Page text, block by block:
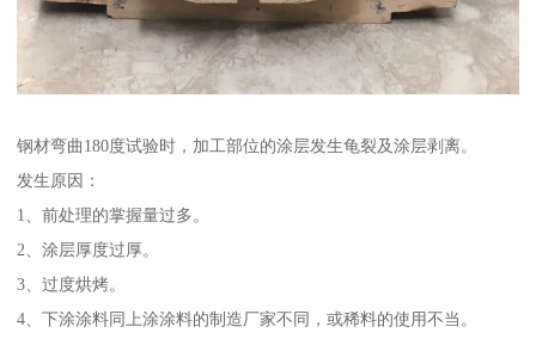
钢材弯曲180度试验时，加工部位的涂层发生龟裂及涂层剥离。
发生原因：
1、前处理的掌握量过多。
2、涂层厚度过厚。
3、过度烘烤。
4、下涂涂料同上涂涂料的制造厂家不同，或稀料的使用不当。